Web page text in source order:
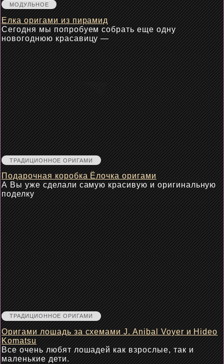
МОДУЛЬНОЕ
Елка оригами из пирамид
Сегодня мы попробуем собрать еще одну
новогоднюю красавицу —
ТРАДИЦИОННОЕ ОРИГАМИ
Подарочная коробка Ёлочка оригами
А Вы уже сделали самую красивую и оригинальную
поделку
ТРАДИЦИОННОЕ ОРИГАМИ
Оригами лошадь за схемами J. Anibal Voyer и Hideo
Komatsu
Все очень любят лошадей как взрослые, так и
маленькие дети.